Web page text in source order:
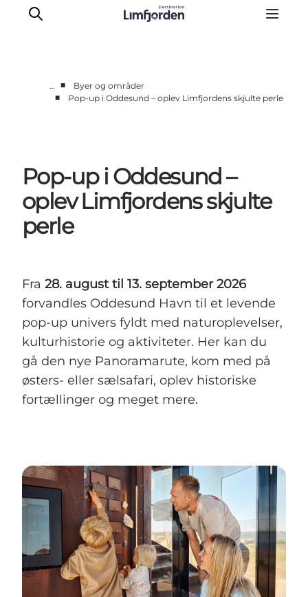
Autocamperferie
UNESCO verdensarv
Overnatning
Den store guide
… ■
Byer og områder
■
Pop-up i Oddesund – oplev Limfjordens skjulte perle
Pop-up i Oddesund –
oplev Limfjordens skjulte
perle
Fra 28. august til 13. september 2026
forvandles Oddesund Havn til et levende
pop-up univers fyldt med naturoplevelser,
kulturhistorie og aktiviteter. Her kan du
gå den nye Panoramarute, kom med på
østers- eller sælsafari, oplev historiske
fortællinger og meget mere.